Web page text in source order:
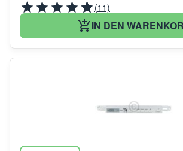
(11)
IN DEN